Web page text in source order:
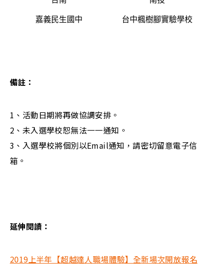
嘉義民生國中
台中楓樹腳實驗學校
備註：
1、活動日期將再做協調安排。
2、未入選學校恕無法一一通知。
3、入選學校將個別以Email通知，請密切留意電子信
箱。
延伸閱讀：
2019上半年【超越達人職場體驗】全新場次開放報名